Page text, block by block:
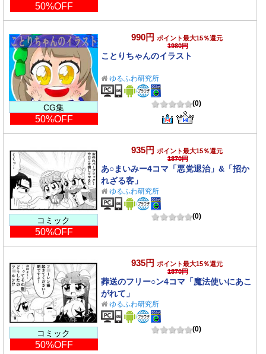
50%OFF
CG集
50%OFF
990円 ポイント最大15％還元
1980円
ことりちゃんのイラスト
ゆるふわ研究所
(0)
コミック
50%OFF
935円 ポイント最大15％還元
1870円
あ○まいみー4コマ「悪党退治」&「招か
れざる客」
ゆるふわ研究所
(0)
コミック
50%OFF
935円 ポイント最大15％還元
1870円
葬送のフリー○ン4コマ「魔法使いにあこ
がれて」
ゆるふわ研究所
(0)